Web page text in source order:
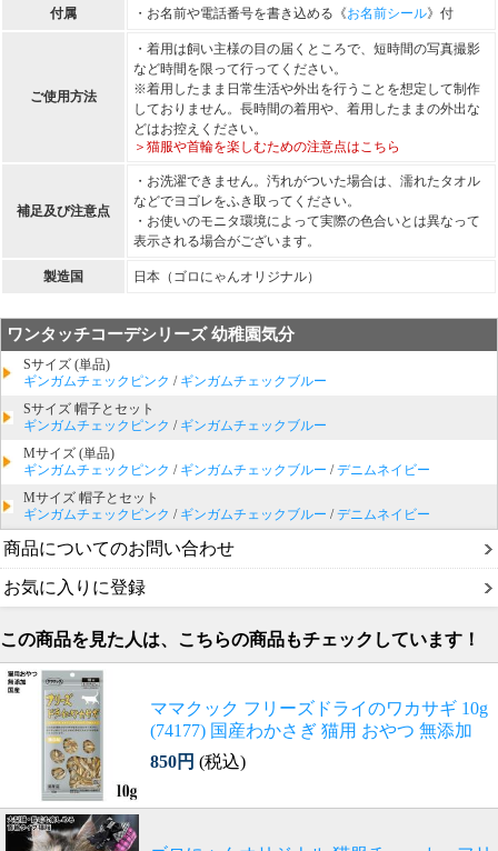
付属 ・お名前や電話番号を書き込める《お名前シール》付
ご使用方法
・着用は飼い主様の目の届くところで、短時間の写真撮影
など時間を限って行ってください。
※着用したまま日常生活や外出を行うことを想定して制作
しておりません。長時間の着用や、着用したままの外出な
どはお控えください。
＞猫服や首輪を楽しむための注意点はこちら
補足及び注意点
・お洗濯できません。汚れがついた場合は、濡れたタオル
などでヨゴレをふき取ってください。
・お使いのモニタ環境によって実際の色合いとは異なって
表示される場合がございます。
製造国 日本（ゴロにゃんオリジナル）
ワンタッチコーデシリーズ 幼稚園気分
Sサイズ (単品)
ギンガムチェックピンク / ギンガムチェックブルー
Sサイズ 帽子とセット
ギンガムチェックピンク / ギンガムチェックブルー
Mサイズ (単品)
ギンガムチェックピンク / ギンガムチェックブルー /デニムネイビー
Mサイズ 帽子とセット
ギンガムチェックピンク / ギンガムチェックブルー /デニムネイビー
商品についてのお問い合わせ
お気に入りに登録
この商品を見た人は、こちらの商品もチェックしています！
ママクック フリーズドライのワカサギ 10g
(74177) 国産わかさぎ 猫用 おやつ 無添加
850円 (税込)